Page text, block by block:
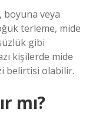
boyuna veya
terleme, mide
gibi
kişilerde mide
belirtisi olabilir.
mı?